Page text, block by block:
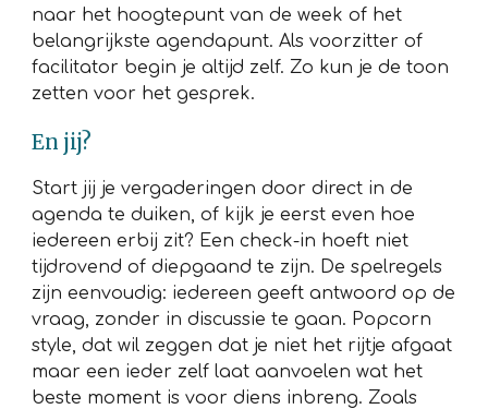
naar het hoogtepunt van de week of het
belangrijkste agendapunt. Als voorzitter of
facilitator begin je altijd zelf. Zo kun je de toon
zetten voor het gesprek.
En jij?
Start jij je vergaderingen door direct in de
agenda te duiken, of kijk je eerst even hoe
iedereen erbij zit? Een check-in hoeft niet
tijdrovend of diepgaand te zijn. De spelregels
zijn eenvoudig: iedereen geeft antwoord op de
vraag, zonder in discussie te gaan. Popcorn
style, dat wil zeggen dat je niet het rijtje afgaat
maar een ieder zelf laat aanvoelen wat het
beste moment is voor diens inbreng. Zoals